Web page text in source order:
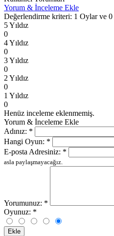
Yorum & İnceleme Ekle
Değerlendirme kriteri: 1 Oylar ve 0
5 Yıldız
0
4 Yıldız
0
3 Yıldız
0
2 Yıldız
0
1 Yıldız
0
Henüz inceleme eklenmemiş.
Yorum & İnceleme Ekle
Adınız: *
Hangi Oyun: *
E-posta Adresiniz: *
asla paylaşmayacağız.
Yorumunuz: *
Oyunuz: *
Ekle